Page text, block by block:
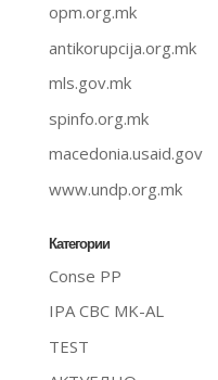
opm.org.mk
antikorupcija.org.mk
mls.gov.mk
spinfo.org.mk
macedonia.usaid.gov
www.undp.org.mk
Категории
Conse PP
IPA CBC MK-AL
TEST